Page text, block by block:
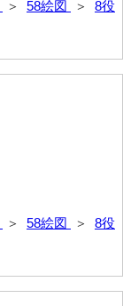
＞ 58絵図 ＞ 8役
＞ 58絵図 ＞ 8役